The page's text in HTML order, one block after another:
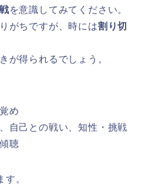
を意識してみてください。
がちですが、時には割り切
が得られるでしょう。
め
自己との戦い、知性・挑戦
聴
す。